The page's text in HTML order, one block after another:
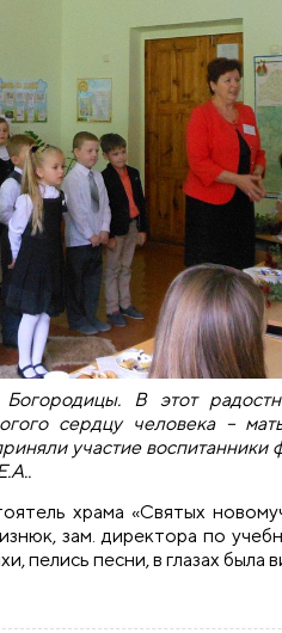
В этот
сердцу человека –
участие воспитанники
храма «Святых
зам. директора по
пелись песни, в глазах была